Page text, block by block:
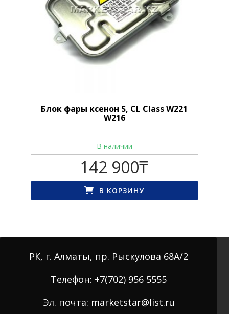
Блок фары ксенон S, CL Class W221
W216
В наличии
142 900₸
В КОРЗИНУ
РК, г. Алматы, пр. Рыскулова 68А/2
Телефон: +7(702) 956 5555
Эл. почта: marketstar@list.ru